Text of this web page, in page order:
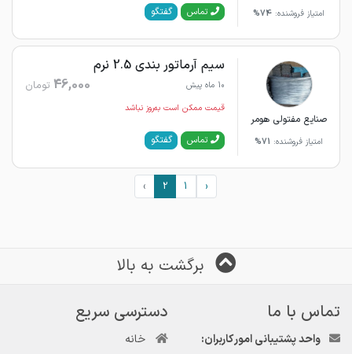
امتیاز فروشنده: 74% تماس گفتگو
صنایع مفتولی هومر
امتیاز فروشنده: 71%
سیم آرماتور بندی 2.5 نرم
10 ماه پیش 46,000 تومان
قیمت ممکن است به‌روز نباشد
تماس گفتگو
‹
1
2
›
برگشت به بالا
تماس با ما
واحد پشتیبانی امور کاربران:
دسترسی سریع
خانه